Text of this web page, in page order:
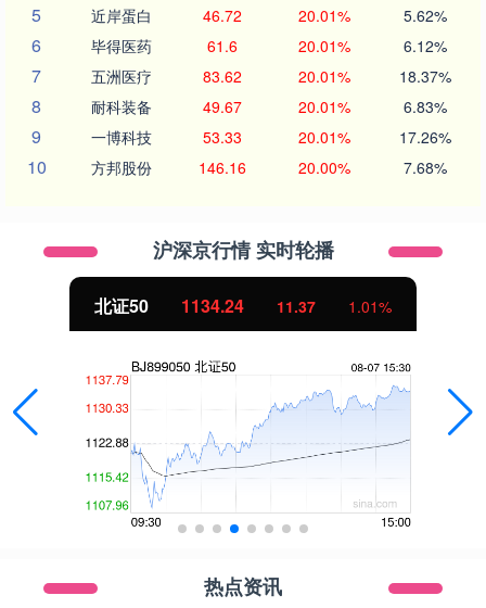
5 近岸蛋白 46.72 20.01% 5.62%
6 毕得医药 61.6 20.01% 6.12%
7 五洲医疗 83.62 20.01% 18.37%
8 耐科装备 49.67 20.01% 6.83%
9 一博科技 53.33 20.01% 17.26%
10 方邦股份 146.16 20.00% 7.68%
沪深京行情 实时轮播
北证50 1134.24 11.37 1.01%
热点资讯